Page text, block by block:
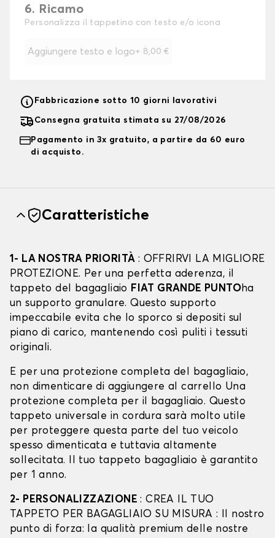
6. Ricamo
Personalizza il tappetino con testo e/o icona
Aggiungere testo e logo+ 8,00 €
Fabbricazione sotto 10 giorni lavorativi
Consegna gratuita stimata su 27/08/2026
Pagamento in 3x gratuito, a partire da 60 euro
di acquisto.
Caratteristiche
1- LA NOSTRA PRIORITÀ : OFFRIRVI LA MIGLIORE
PROTEZIONE. Per una perfetta aderenza, il
tappeto del bagagliaio FIAT GRANDE PUNTOha
un supporto granulare. Questo supporto
impeccabile evita che lo sporco si depositi sul
piano di carico, mantenendo così puliti i tessuti
originali.
E per una protezione completa del bagagliaio,
non dimenticare di aggiungere al carrello Una
protezione completa per il bagagliaio. Questo
tappeto universale in cordura sarà molto utile
per proteggere questa parte del tuo veicolo
spesso dimenticata e tuttavia altamente
sollecitata. Il tuo tappeto bagagliaio è garantito
per 1 anno.
2- PERSONALIZZAZIONE: CREA IL TUO
TAPPETO PER BAGAGLIAIO SU MISURA : Il nostro
punto di forza: la qualità premium delle nostre